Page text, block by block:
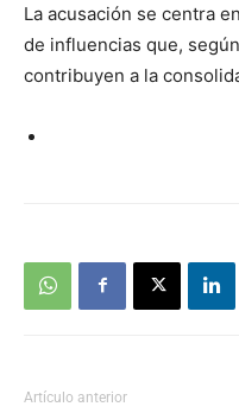
La acusación se centra
de influencias que,
contribuyen a la
Artículo anterior